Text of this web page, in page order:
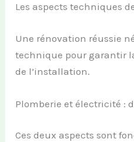
Les aspects techniques
Une rénovation réussie
technique pour garantir
de l’installation.
Plomberie et électricité :
Ces deux aspects sont